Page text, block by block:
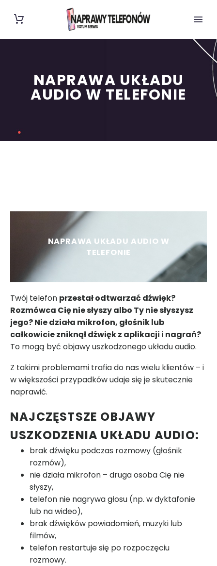
NAPRAWA UKŁADU
AUDIO W TELEFONIE
NAPRAWA UKŁADU AUDIO W
TELEFONIE
Twój telefon przestał odtwarzać dźwięk?
Rozmówca Cię nie słyszy albo Ty nie słyszysz
jego? Nie działa mikrofon, głośnik lub
całkowicie zniknął dźwięk z aplikacji i nagrań?
To mogą być objawy uszkodzonego układu audio.
Z takimi problemami trafia do nas wielu klientów – i
w większości przypadków udaje się je skutecznie
naprawić.
NAJCZĘSTSZE OBJAWY
USZKODZENIA UKŁADU AUDIO:
brak dźwięku podczas rozmowy (głośnik
rozmów),
nie działa mikrofon – druga osoba Cię nie
słyszy,
telefon nie nagrywa głosu (np. w dyktafonie
lub na wideo),
brak dźwięków powiadomień, muzyki lub
filmów,
telefon restartuje się po rozpoczęciu
rozmowy.